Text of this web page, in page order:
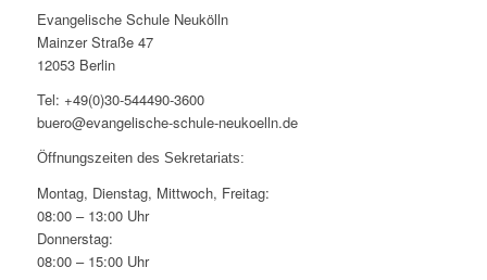
Evangelische Schule Neukölln
Mainzer Straße 47
12053 Berlin
Tel: +49(0)30-544490-3600
buero@evangelische-schule-neukoelln.de
Öffnungszeiten des Sekretariats:
Montag, Dienstag, Mittwoch, Freitag:
08:00 – 13:00 Uhr
Donnerstag:
08:00 – 15:00 Uhr